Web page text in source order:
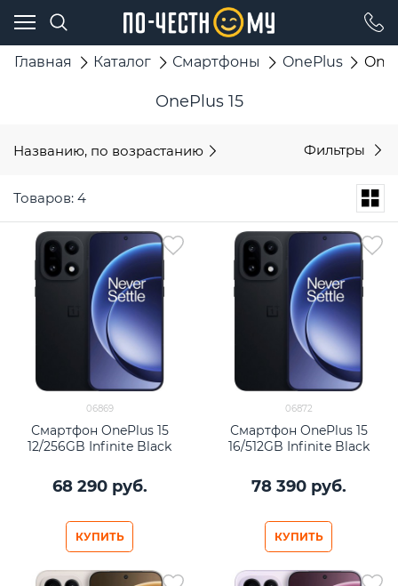
Главная Каталог Смартфоны OnePlus
OnePlus 15
Названию, по возрастанию Фильтры
Товаров: 4
06869
Смартфон OnePlus 15
12/256GB Infinite Black
68 290 руб.
КУПИТЬ
06872
Смартфон OnePlus 15
16/512GB Infinite Black
78 390 руб.
КУПИТЬ